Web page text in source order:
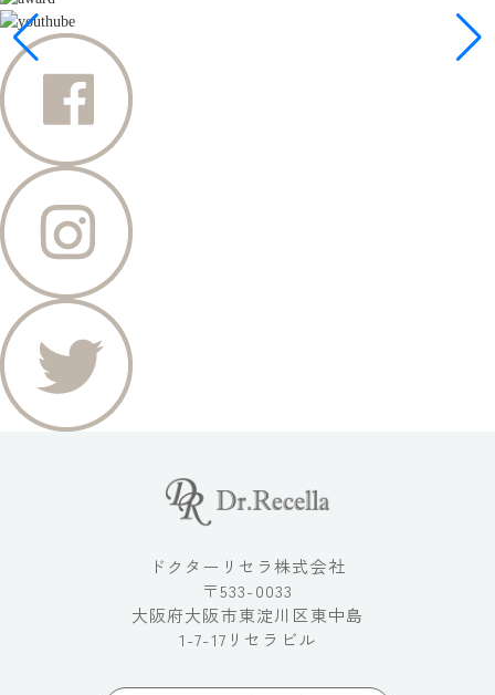
ドクターリセラ株式会社
〒533-0033
大阪府大阪市東淀川区東中島
1-7-17リセラビル